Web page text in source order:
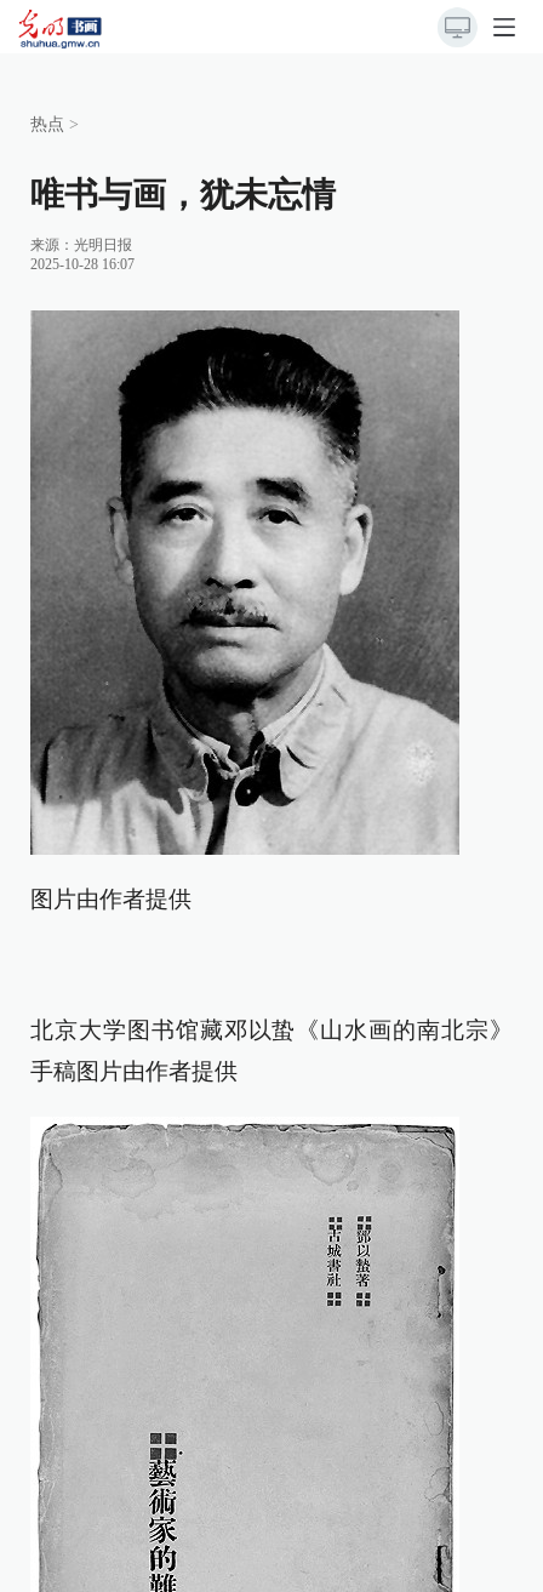
热点 >
唯书与画，犹未忘情
来源： 光明日报
2025-10-28 16:07
图片由作者提供
北京大学图书馆藏邓以蛰《山水画的南北宗》
手稿图片由作者提供